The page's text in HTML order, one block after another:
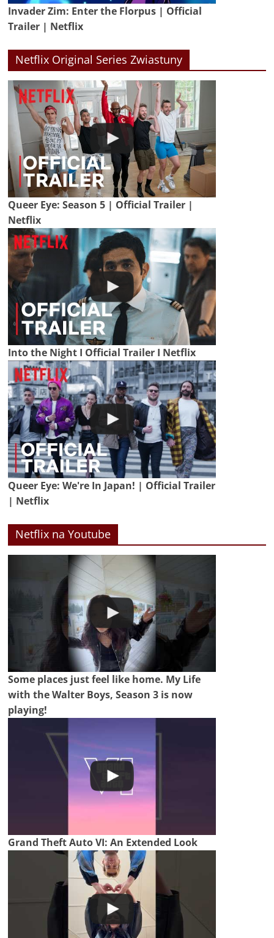
Invader Zim: Enter the Florpus | Official
Trailer | Netflix
Netflix Original Series Zwiastuny
Queer Eye: Season 5 | Official Trailer |
Netflix
Into the Night I Official Trailer I Netflix
Queer Eye: We're In Japan! | Official Trailer
| Netflix
Netflix na Youtube
Some places just feel like home. My Life
with the Walter Boys, Season 3 is now
playing!
Grand Theft Auto VI: An Extended Look